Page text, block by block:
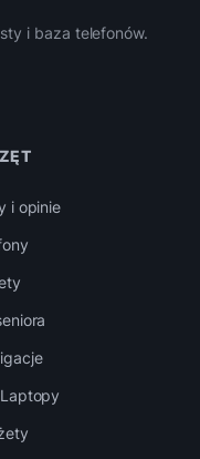
i baza telefonów.
i opinie